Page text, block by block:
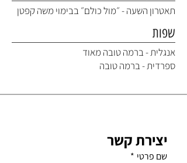
תאטרון השעה - ״מול כולם״ בבימוי משה קפטן
שפות
אנגלית - ברמה טובה מאוד
ספרדית - ברמה טובה
יצירת קשר
שם פרטי *